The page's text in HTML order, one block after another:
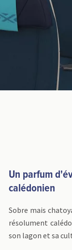
Un parfum
calédonien
Sobre mais
résolument
son lagon et sa